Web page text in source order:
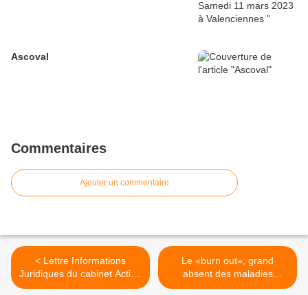
Ascoval
Commentaires
Ajouter un commentaire
< Lettre Informations
Juridiques du cabinet Action
Conseils à Valenciennes
Le «burn out», grand
absent des maladies
professionnelles (La